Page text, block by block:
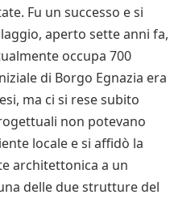
Fu un successo e si
aperto sette anni fa,
occupa 700
di Borgo Egnazia era
ma ci si rese subito
non potevano
locale e si affidò la
architettonica a un
delle due strutture del